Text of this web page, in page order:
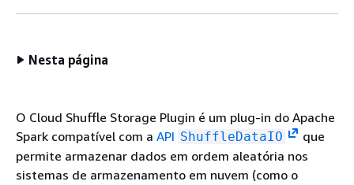
Nesta página
O Cloud Shuffle Storage Plugin é um plug-in do Apache
Spark compatível com a API ShuffleDataIO
que
permite armazenar dados em ordem aleatória nos
sistemas de armazenamento em nuvem (como o